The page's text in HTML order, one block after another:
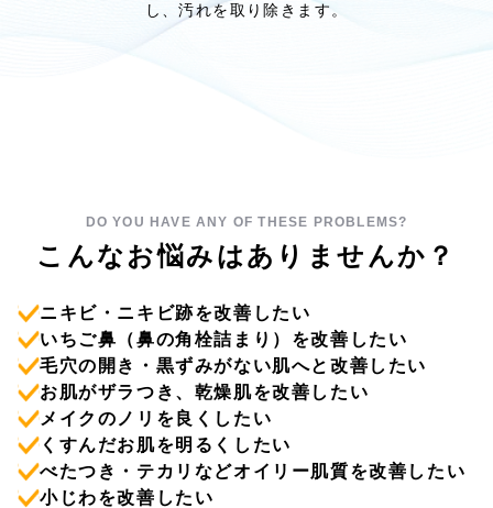
し、汚れを取り除きます。
DO YOU HAVE ANY OF THESE PROBLEMS?
こんなお悩みはありませんか？
ニキビ・ニキビ跡を改善したい
いちご鼻（鼻の角栓詰まり）を改善したい
毛穴の開き・黒ずみがない肌へと改善したい
お肌がザラつき、乾燥肌を改善したい
メイクのノリを良くしたい
くすんだお肌を明るくしたい
べたつき・テカリなどオイリー肌質を改善したい
小じわを改善したい